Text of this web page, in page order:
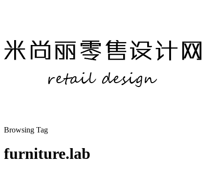
Browsing Tag
furniture.lab